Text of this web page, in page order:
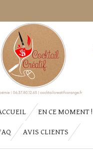
EN CE MOMENT !
AVIS CLIENTS